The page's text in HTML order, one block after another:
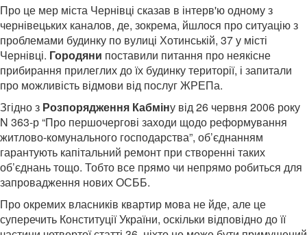
Про це мер міста Чернівці сказав в інтерв'ю одному з
чернівецьких каналов, де, зокрема, йшлося про ситуацію з
проблемами будинку по вулиці Хотинській, 37 у місті
Чернівці. Городяни поставили питання про неякісне
прибирання прилеглих до їх будинку території, і запитали
про можливість відмови від послуг ЖРЕПа.
Згідно з Розпорядження Кабміну від 26 червня 2006 року
N 363-р “Про першочергові заходи щодо реформування
житлово-комунального господарства”, об’єднанням
гарантують капітальний ремонт при створенні таких
об’єднань тощо. Тобто все прямо чи непрямо робиться для
запровадження нових ОСББ.
Про окремих власників квартир мова не йде, але це
суперечить Конституції України, оскільки відповідно до її